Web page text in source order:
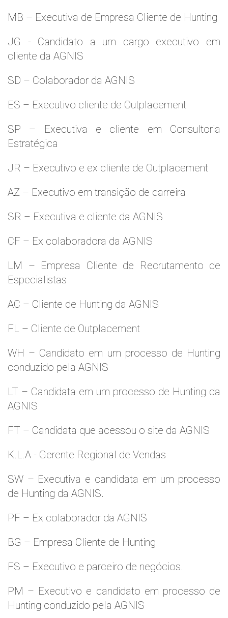
MB – Executiva de Empresa Cliente de Hunting
JG - Candidato a um cargo executivo em
cliente da AGNIS
SD – Colaborador da AGNIS
ES – Executivo cliente de Outplacement
SP – Executiva e cliente em Consultoria
Estratégica
JR – Executivo e ex cliente de Outplacement
AZ – Executivo em transição de carreira
SR – Executiva e cliente da AGNIS
CF – Ex colaboradora da AGNIS
LM – Empresa Cliente de Recrutamento de
Especialistas
AC – Cliente de Hunting da AGNIS
FL – Cliente de Outplacement
WH – Candidato em um processo de Hunting
conduzido pela AGNIS
LT – Candidata em um processo de Hunting da
AGNIS
FT – Candidata que acessou o site da AGNIS
K.L.A - Gerente Regional de Vendas
SW – Executiva e candidata em um processo
de Hunting da AGNIS.
PF – Ex colaborador da AGNIS
BG – Empresa Cliente de Hunting
FS – Executivo e parceiro de negócios.
PM – Executivo e candidato em processo de
Hunting conduzido pela AGNIS